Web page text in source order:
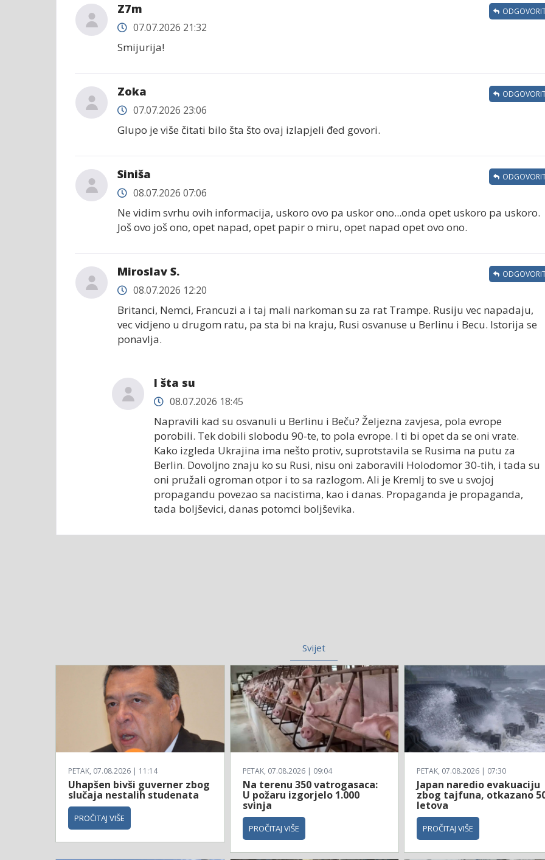
Z7m
07.07.2026 21:32
Smijurija!
Zoka
07.07.2026 23:06
Glupo je više čitati bilo šta što ovaj izlapjeli đed govori.
Siniša
08.07.2026 07:06
Ne vidim svrhu ovih informacija, uskoro ovo pa uskor ono...onda opet uskoro pa uskoro.
Još ovo još ono, opet napad, opet papir o miru, opet napad opet ovo ono.
Miroslav S.
08.07.2026 12:20
Britanci, Nemci, Francuzi a i taj mali narkoman su za rat Trampe. Rusiju vec napadaju,
vec vidjeno u drugom ratu, pa sta bi na kraju, Rusi osvanuse u Berlinu i Becu. Istorija se
ponavlja.
I šta su
08.07.2026 18:45
Napravili kad su osvanuli u Berlinu i Beču? Željezna zavjesa, pola evrope
porobili. Tek dobili slobodu 90-te, to pola evrope. I ti bi opet da se oni vrate.
Kako izgleda Ukrajina ima nešto protiv, suprotstavila se Rusima na putu za
Berlin. Dovoljno znaju ko su Rusi, nisu oni zaboravili Holodomor 30-tih, i tada su
oni pružali ogroman otpor i to sa razlogom. Ali je Kremlj to sve u svojoj
propagandu povezao sa nacistima, kao i danas. Propaganda je propaganda,
tada boljševici, danas potomci boljševika.
Svijet
PETAK, 07.08.2026 | 11:14
Uhapšen bivši guverner zbog
slučaja nestalih studenata
PROČITAJ VIŠE
PETAK, 07.08.2026 | 09:04
Na terenu 350 vatrogasaca:
U požaru izgorjelo 1.000
svinja
PROČITAJ VIŠE
PETAK, 07.08.2026 | 07:30
Japan naredio evakuaciju
zbog tajfuna, otkazano
letova
PROČITAJ VIŠE